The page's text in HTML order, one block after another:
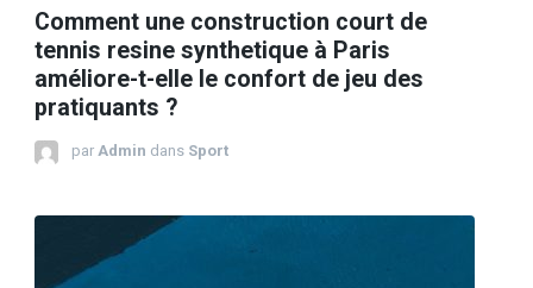
Comment une construction court de
tennis resine synthetique à Paris
améliore-t-elle le confort de jeu des
pratiquants ?
par Admin dans Sport